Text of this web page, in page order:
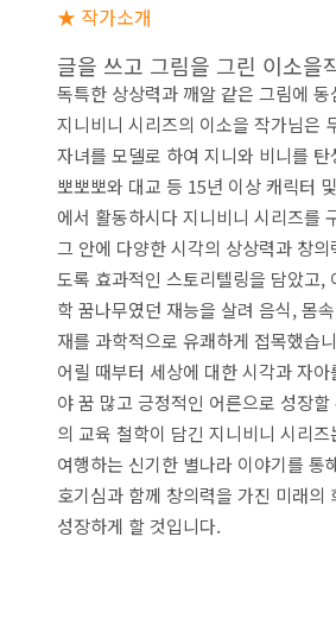
★ 작가소개
글을 쓰고 그림을 그린 이소을
독특한 상상력과 깨알 같은 그림에
지니비니 시리즈의 이소을 작가님은
자녀를 모델로 하여 지니와 비니를 탄
뽀뽀뽀와 대교 등 15년 이상 캐릭터
에서 활동하시다 지니비니 시리즈를
그 안에 다양한 시각의 상상력과 창의
도록 효과적인 스토리텔링을 담았고,
학 꿈나무였던 재능을 살려 음식, 몸
재를 과학적으로 유쾌하게 접목했습
어릴 때부터 세상에 대한 시각과 자
야 꿈 많고 긍정적인 어른으로 성장할
의 교육 철학이 담긴 지니비니 시리
여행하는 신기한 별나라 이야기를 통
호기심과 함께 창의력을 가진 미래의
성장하게 할 것입니다.